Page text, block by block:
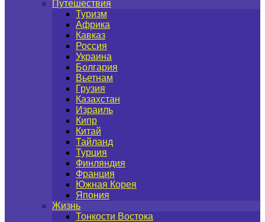
Путешествия
Туризм
Африка
Кавказ
Россия
Украина
Болгария
Вьетнам
Грузия
Казахстан
Израиль
Кипр
Китай
Тайланд
Турция
Финляндия
Франция
Южная Корея
Япония
Жизнь
Тонкости Востока